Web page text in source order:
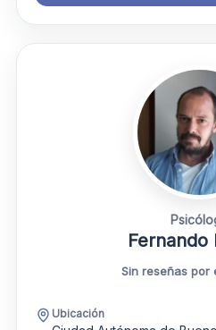
Fernando
Sin reseñas por
Ubicación